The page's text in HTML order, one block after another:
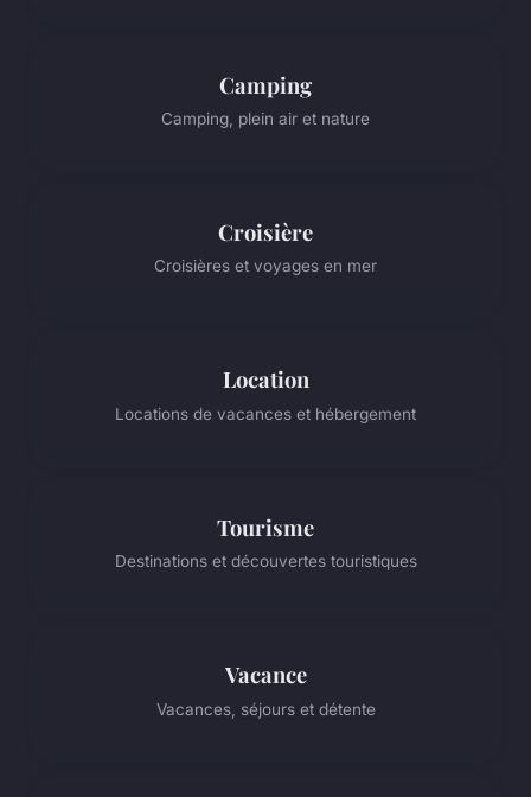
Camping
Camping, plein air et nature
Croisière
Croisières et voyages en mer
Location
Locations de vacances et hébergement
Tourisme
Destinations et découvertes touristiques
Vacance
Vacances, séjours et détente